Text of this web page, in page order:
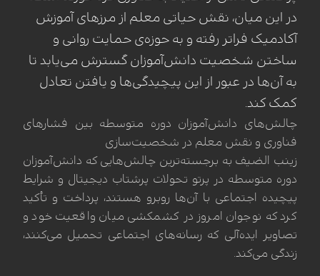
در این میان، نقش حیاتی معلم از مرزهای آموزش
آکادمیک فراتر رفته و به حوزه‌ی حمایت روانی و
ساختن شخصیت دانش‌آموزان گسترش می‌یابد تا
به آن‌ها در عبور از این پیچیدگی‌ها و یافتن تعادل
کمک کند.
چالش‌های دانش‌آموزان دوره متوسطه بین فشارهای
فناوری و نقش معلم در شخصیت‌سازی
زینب الضيف به برجسته‌ترین چالش‌هایی که دانش‌آموزان
دوره متوسطه در پرتو تحولات پرشتاب دیجیتال و شرایط
پیچیده اجتماعی با آن‌ها روبرو هستند، پرداخت و تأکید
کرد که نوجوان امروز در کشمکشی میان واقعیت خود و
تصاویر ایده‌آلی که رسانه‌های اجتماعی تحمیل می‌کنند،
زندگی می‌کند.